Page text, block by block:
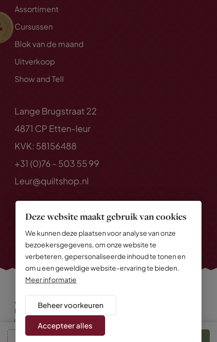
Deze website maakt gebruik van cookies
We kunnen deze plaatsen voor analyse van onze
bezoekersgegevens, om onze website te
verbeteren, gepersonaliseerde inhoud te tonen en
om u een geweldige website-ervaring te bieden.
Meer informatie
Beheer voorkeuren
Accepteer alles
Assortiment
Cursussen
Blok van de maand
Uitverkoop
Show and Tell
Lange Brugstraat 22
4871 CP Etten-leur
KVK: 58156488
+31 (0)76 - 503 55 99
Leur@quiltshop.nl
Alle rechten voorbehouden
Privacy Policy
Algemene voorwaarden